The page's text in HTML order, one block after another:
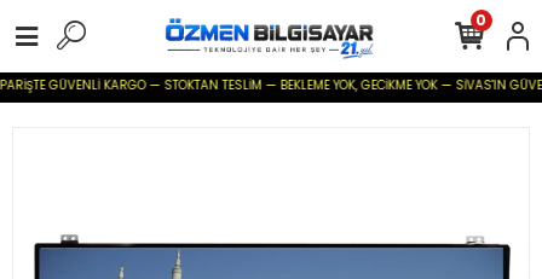
GÜVENLİ KARGO — STOKTAN TESLİM — BEKLEME YOK, GECİKME YOK — SİVAS'IN
0